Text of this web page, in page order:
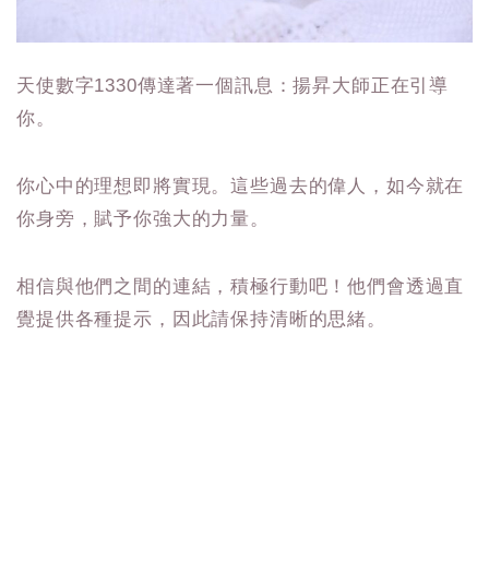
天使數字1330傳達著一個訊息：揚昇大師正在引導
你。
你心中的理想即將實現。這些過去的偉人，如今就在
你身旁，賦予你強大的力量。
相信與他們之間的連結，積極行動吧！他們會透過直
覺提供各種提示，因此請保持清晰的思緒。